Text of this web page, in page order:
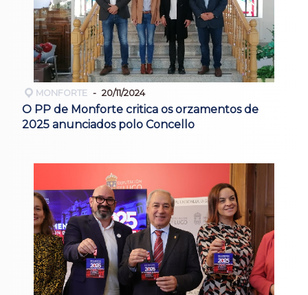
MONFORTE 20/11/2024
O PP de Monforte critica os orzamentos de
2025 anunciados polo Concello